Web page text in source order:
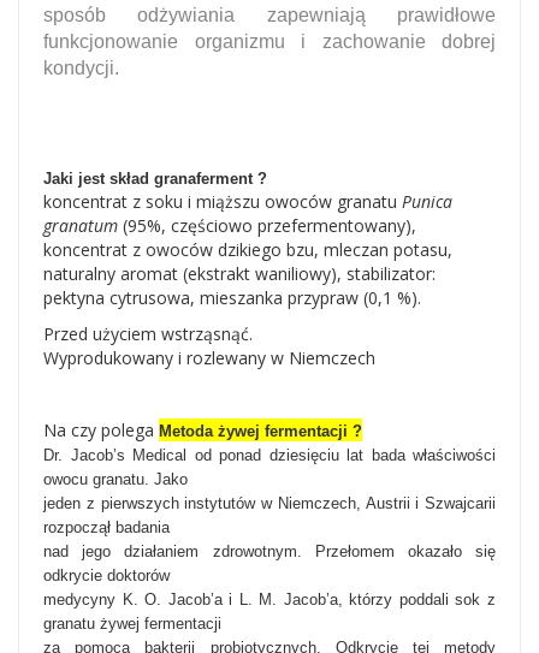
sposób odżywiania zapewniają prawidłowe
funkcjonowanie organizmu i zachowanie dobrej
kondycji.
Jaki jest skład granaferment ?
koncentrat z soku i miąższu owoców granatu Punica
granatum (95%, częściowo przefermentowany),
koncentrat z owoców dzikiego bzu, mleczan potasu,
naturalny aromat (ekstrakt waniliowy), stabilizator:
pektyna cytrusowa, mieszanka przypraw (0,1 %).
Przed użyciem wstrząsnąć.
Wyprodukowany i rozlewany w Niemczech
Na czy polega Metoda żywej fermentacji ?
Dr. Jacob’s Medical od ponad dziesięciu lat bada właściwości
owocu granatu. Jako
jeden z pierwszych instytutów w Niemczech, Austrii i Szwajcarii
rozpoczął badania
nad jego działaniem zdrowotnym. Przełomem okazało się
odkrycie doktorów
medycyny K. O. Jacob’a i L. M. Jacob’a, którzy poddali sok z
granatu żywej fermentacji
za pomocą bakterii probiotycznych. Odkrycie tej metody